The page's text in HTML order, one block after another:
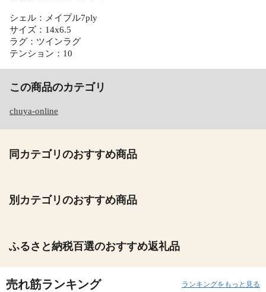
シェル：メイプル7ply
サイズ：14x6.5
ラグ：ツインラグ
テンション：10
この商品のカテゴリ
chuya-online
同カテゴリのおすすめ商品
別カテゴリのおすすめ商品
ふるさと納税百選のおすすめ返礼品
売れ筋ランキング ランキングをもっと見る